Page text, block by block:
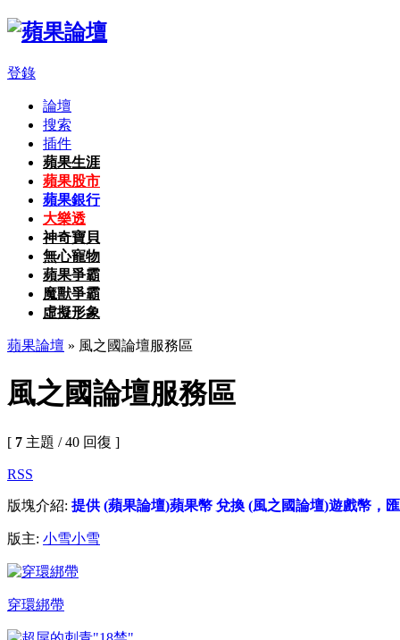
登錄
論壇
搜索
插件
蘋果生涯
蘋果股市
蘋果銀行
大樂透
神奇寶貝
無心寵物
蘋果爭霸
魔獸爭霸
虛擬形象
蘋果論壇 » 風之國論壇服務區
風之國論壇服務區
[ 7 主題 / 40 回復 ]
RSS
版塊介紹: 提供 (蘋果論壇)蘋果幣 兌換 (風之國論壇)遊戲幣，
版主: 小雪小雪
穿環綁帶